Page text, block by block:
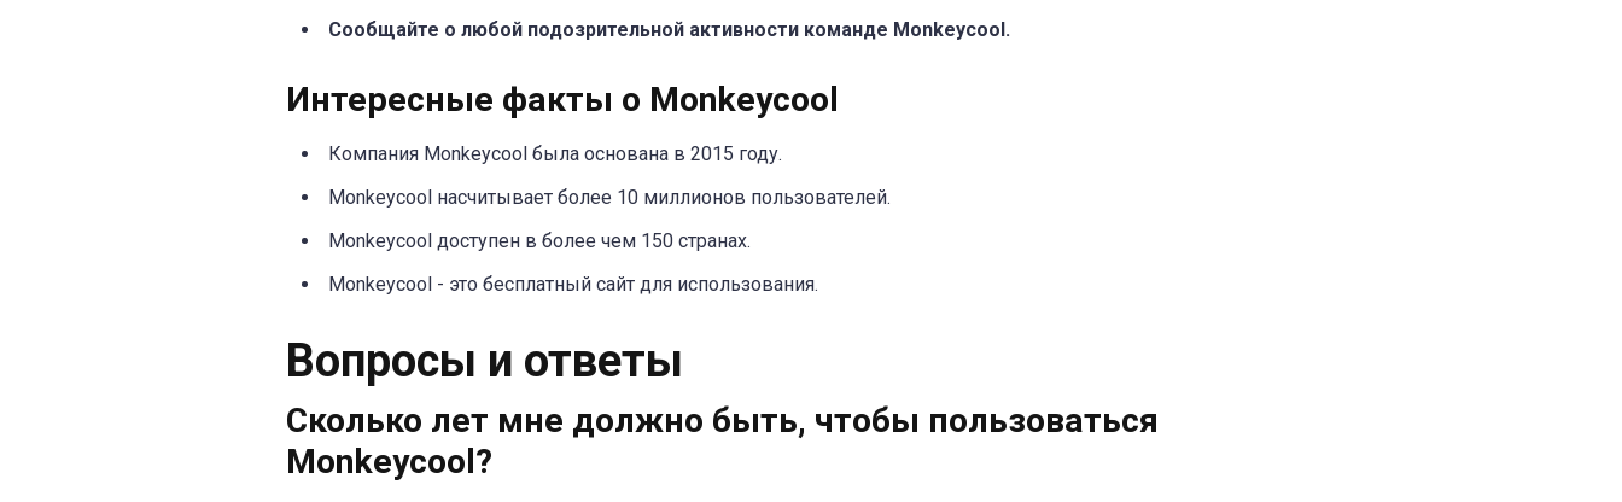
Сообщайте о любой подозрительной активности команде Monkeycool.
Интересные факты о Monkeycool
Компания Monkeycool была основана в 2015 году.
Monkeycool насчитывает более 10 миллионов пользователей.
Monkeycool доступен в более чем 150 странах.
Monkeycool - это бесплатный сайт для использования.
Вопросы и ответы
Сколько лет мне должно быть, чтобы пользоваться
Monkeycool?